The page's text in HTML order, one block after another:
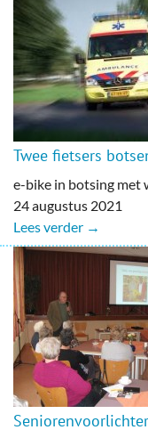
Twee fietsers
e-bike in botsing met
24 augustus 2021
Lees verder →